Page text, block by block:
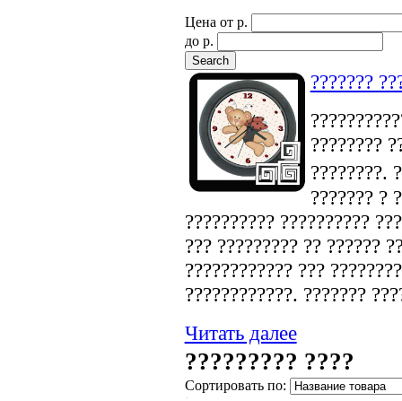
Цена от p.
до p.
???????
????????
????????.
??????? ?
?????????? ??????????
??? ????????? ?? ??????
???????????? ???
????????????. ???????
Читать далее
????????? ????
Сортировать по: